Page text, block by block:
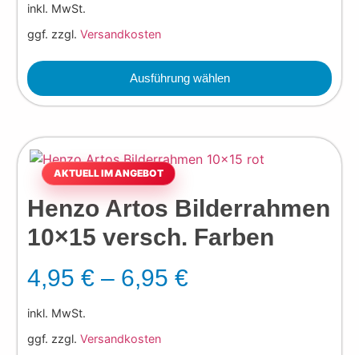
inkl. MwSt.
ggf. zzgl.Versandkosten
Ausführung wählen
Henzo Artos Bilderrahmen
10×15 versch. Farben
4,95€ – 6,95€
inkl. MwSt.
ggf. zzgl.Versandkosten